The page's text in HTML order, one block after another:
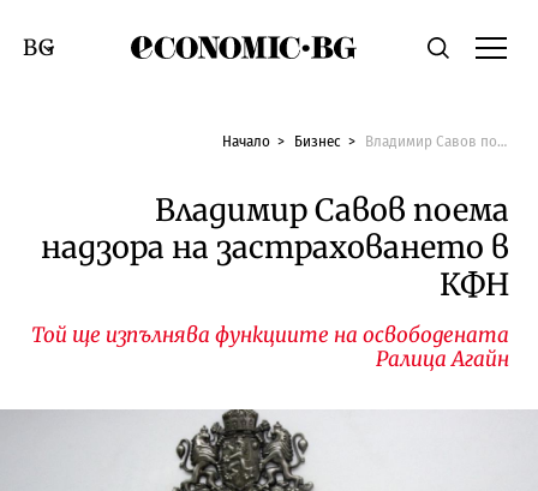
Economic.bgТърсене
Смяна на език
Начало Бизнес Владимир Савов поема надзора на застраховането в КФН
Владимир Савов поема
надзора на застраховането в
КФН
Той ще изпълнява функциите на освободената
Ралица Агайн